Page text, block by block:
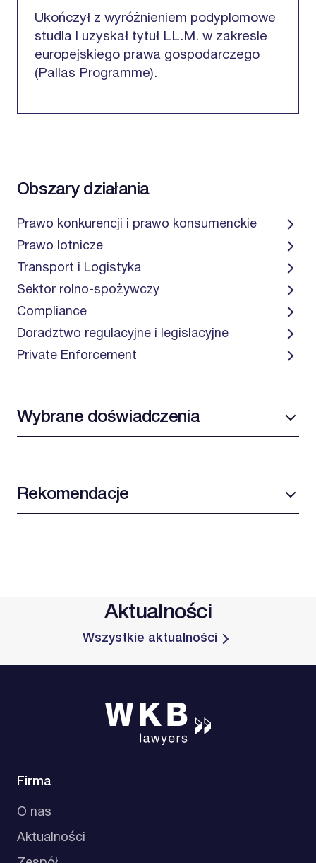
Ukończył z wyróżnieniem podyplomowe
studia i uzyskał tytuł LL.M. w zakresie
europejskiego prawa gospodarczego
(Pallas Programme).
Obszary działania
Prawo konkurencji i prawo konsumenckie
Prawo lotnicze
Transport i Logistyka
Sektor rolno-spożywczy
Compliance
Doradztwo regulacyjne i legislacyjne
Private Enforcement
Wybrane doświadczenia
Rekomendacje
Aktualności
Wszystkie aktualności
Firma
O nas
Aktualności